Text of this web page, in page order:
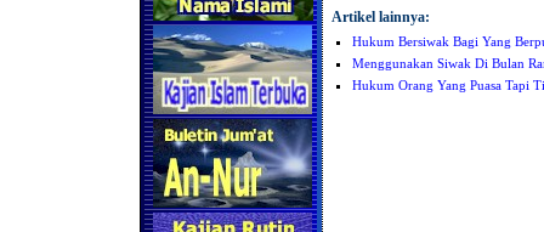
Artikel lainnya:
Hukum Bersiwak Bagi Yang
Menggunakan Siwak Di Bulan
Hukum Orang Yang Puasa Tapi